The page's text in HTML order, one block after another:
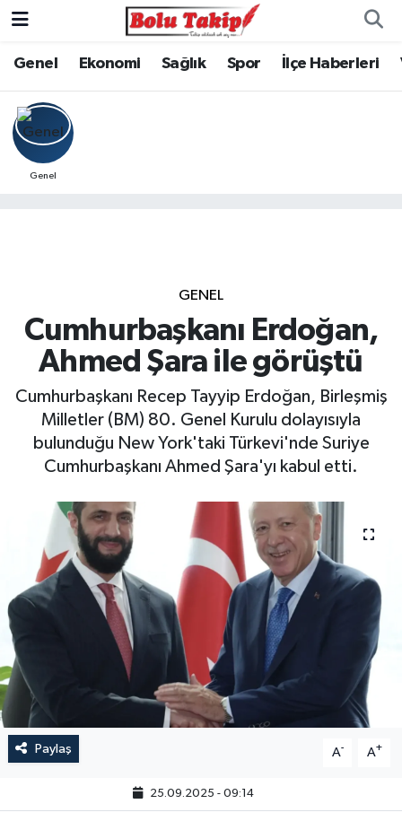
Genel Ekonomi Sağlık Spor İlçe Haberleri
Genel
GENEL
Cumhurbaşkanı Erdoğan,
Ahmed Şara ile görüştü
Cumhurbaşkanı Recep Tayyip Erdoğan, Birleşmiş
Milletler (BM) 80. Genel Kurulu dolayısıyla
bulunduğu New York'taki Türkevi'nde Suriye
Cumhurbaşkanı Ahmed Şara'yı kabul etti.
Paylaş A- A+
25.09.2025 - 09:14